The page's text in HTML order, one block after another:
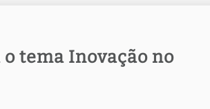
o tema Inovação no